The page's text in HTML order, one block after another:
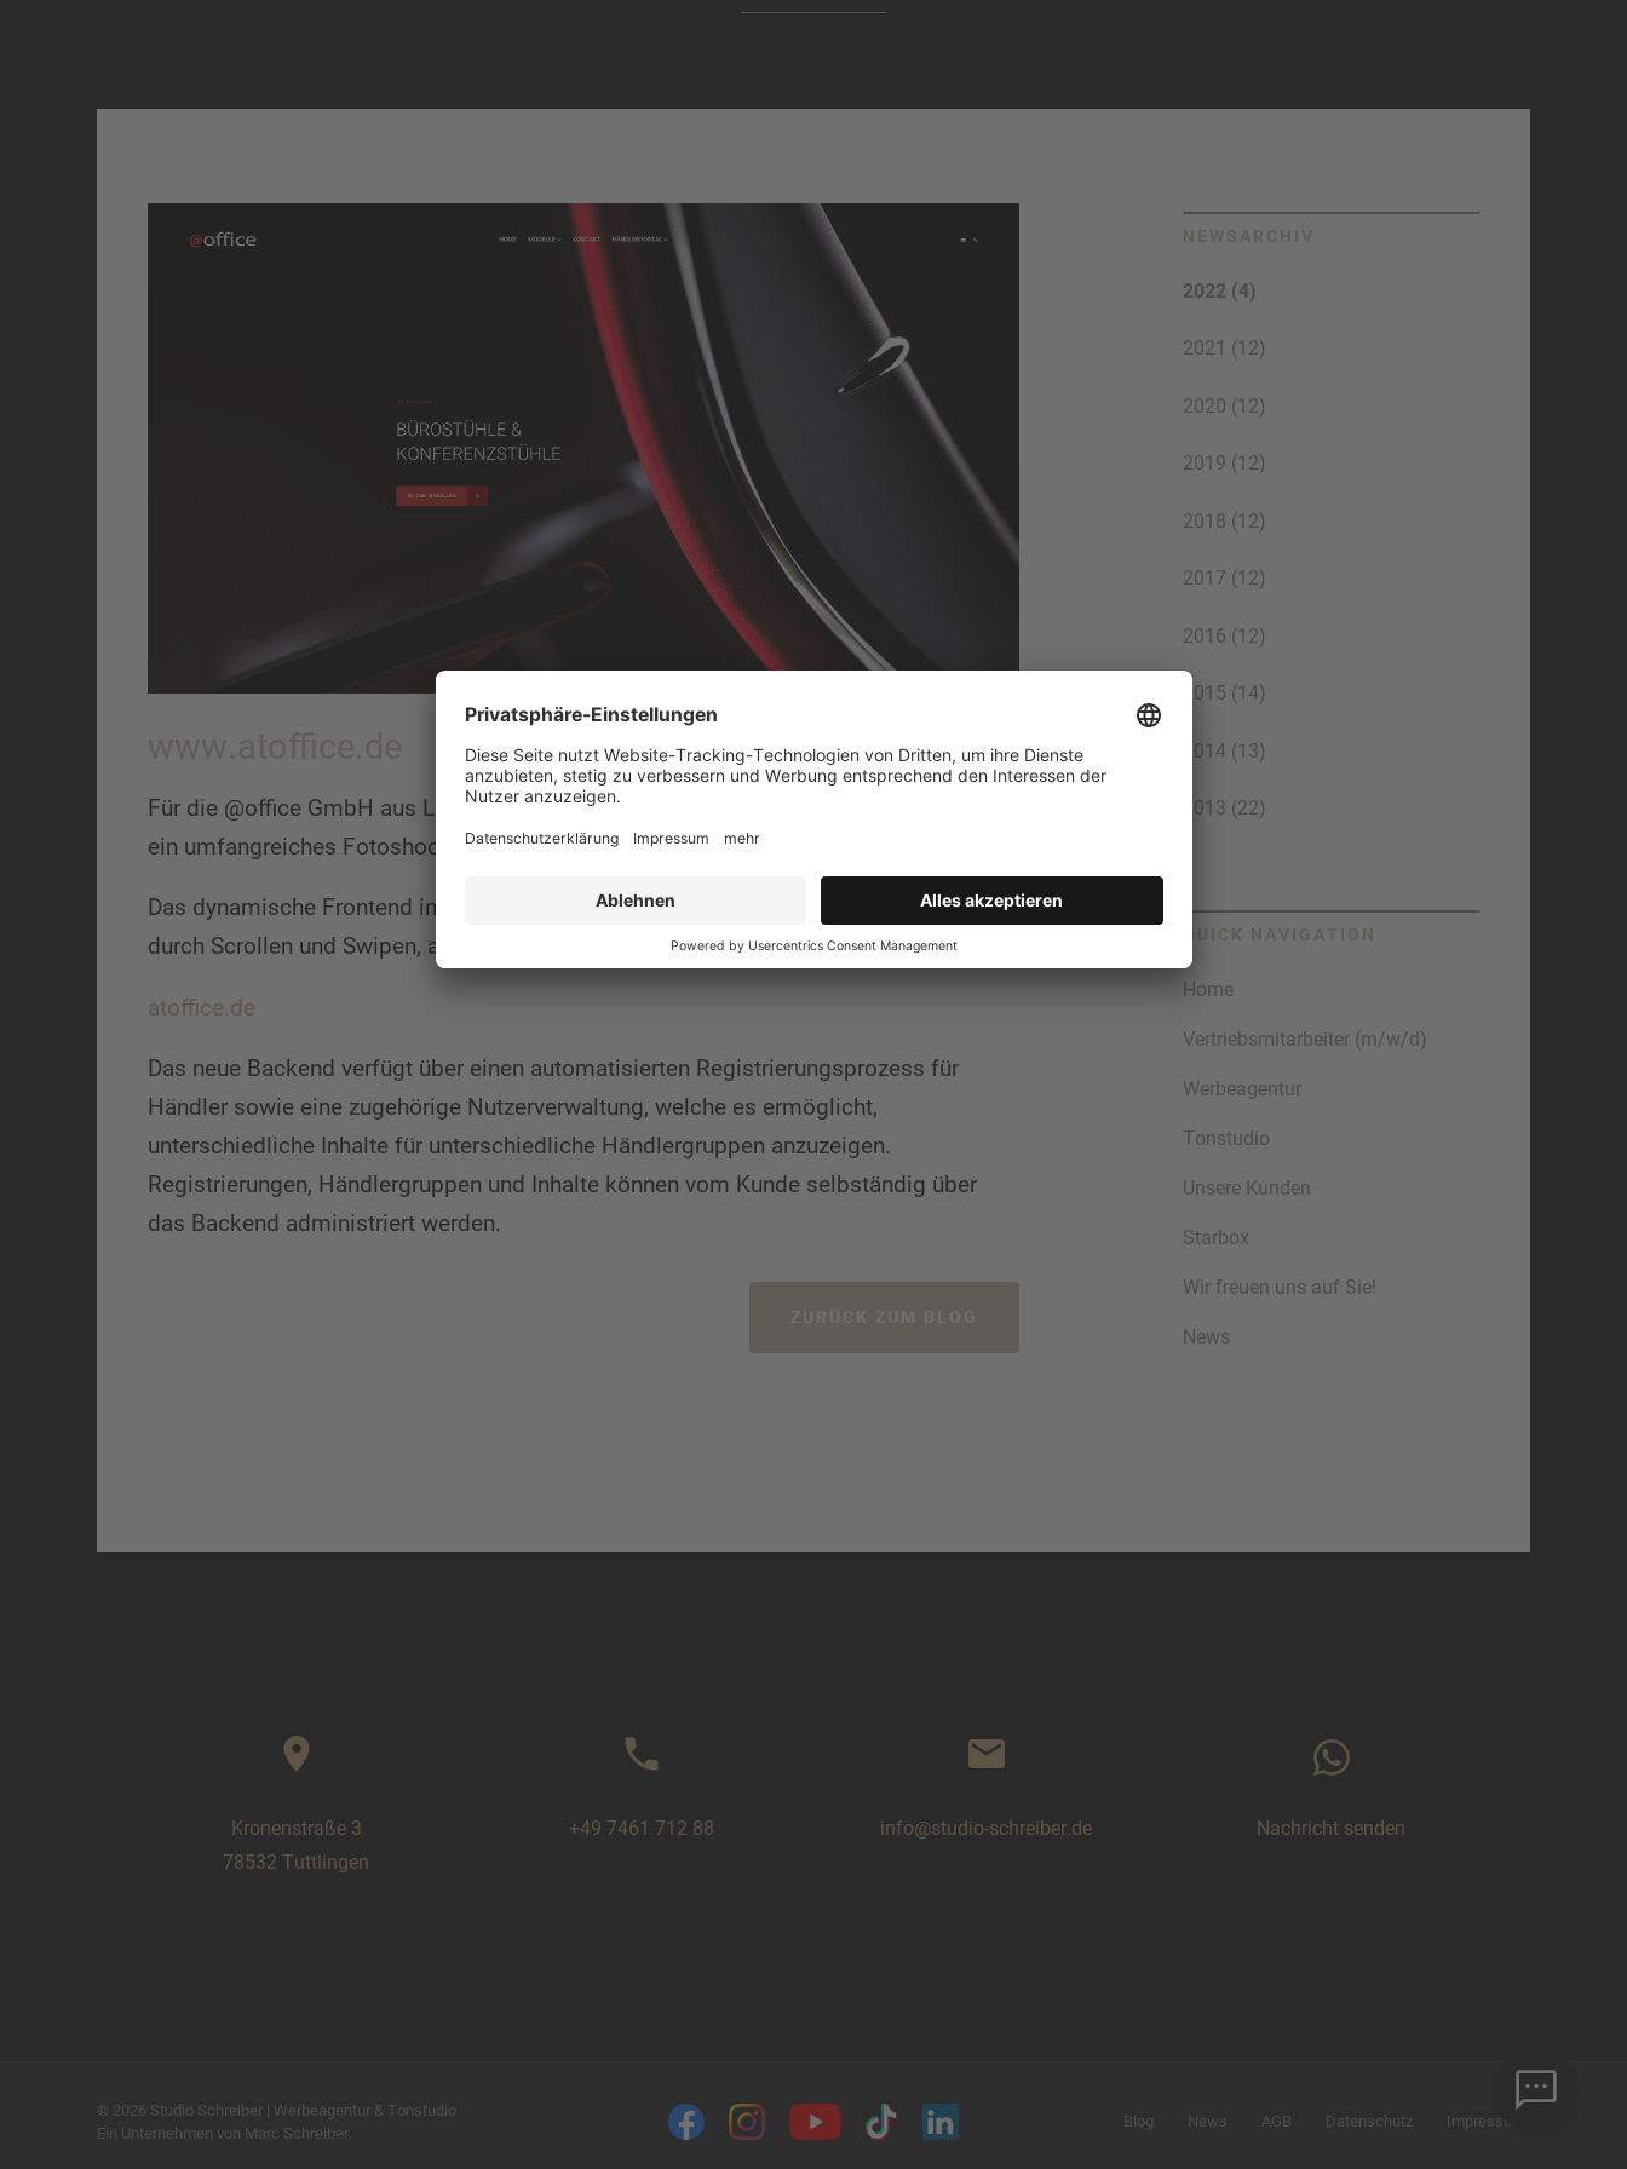
www.atoffice.de
Für die @office GmbH aus Loßburg haben wir den Website Relaunch realisiert sowie
ein umfangreiches Fotoshooting des aktuellen Produktportfolios durchgeführt.
Das dynamische Frontend interagiert mit dem User. Am Smartphone und Tablet
durch Scrollen und Swipen, am PC und Laptop durch Mausbewegungen:
atoffice.de
Das neue Backend verfügt über einen automatisierten Registrierungsprozess für
Händler sowie eine zugehörige Nutzerverwaltung, welche es ermöglicht,
unterschiedliche Inhalte für unterschiedliche Händlergruppen anzuzeigen.
Registrierungen, Händlergruppen und Inhalte können vom Kunde selbständig über
das Backend administriert werden.
ZURÜCK ZUM BLOG
NEWSARCHIV
2022 (4)
2021 (12)
2020 (12)
2019 (12)
2018 (12)
2017 (12)
2016 (12)
2015 (14)
2014 (13)
2013 (22)
QUICK NAVIGATION
Home
Vertriebsmitarbeiter (m/w/d)
Werbeagentur
Tonstudio
Unsere Kunden
Starbox
Wir freuen uns auf Sie!
News
location_on
Kronenstraße 3
78532 Tuttlingen
phone
+49 7461 712 88
mail
info@studio-schreiber.de Nachricht senden
Blog News AGB Datenschutz Impressum
© 2026 Studio Schreiber | Werbeagentur & Tonstudio
Ein Unternehmen von Marc Schreiber